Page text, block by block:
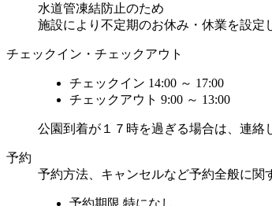
水道管凍結防止のため
施設により不定期のお休み・休業を設定
チェックイン・チェックアウト
チェックイン 14:00 ～ 17:00
チェックアウト 9:00 ～ 13:00
公園到着が１７時を過ぎる場合は、連絡
予約
予約方法、キャンセルなど予約全般に関
予約期限 特になし